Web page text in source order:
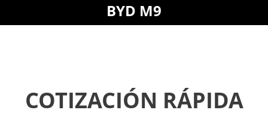
BYD M9
COTIZACIÓN RÁPIDA